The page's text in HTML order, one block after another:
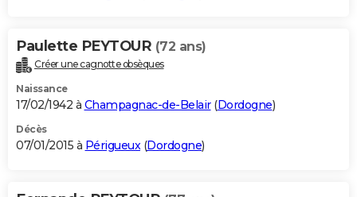
Paulette PEYTOUR (72 ans)
Créer une cagnotte obsèques
Naissance
17/02/1942 à Champagnac-de-Belair(Dordogne)
Décès
07/01/2015 à Périgueux(Dordogne)